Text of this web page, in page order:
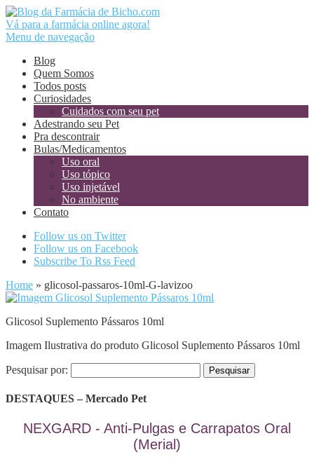
Vá para a farmácia online agora!
Menu de navegação
Blog
Quem Somos
Todos posts
Curiosidades
Cuidados com seu pet
Adestrando seu Pet
Pra descontrair
Bulas/Medicamentos
Uso oral
Uso tópico
Uso injetável
No ambiente
Contato
Follow us on Twitter
Follow us on Facebook
Subscribe To Rss Feed
Home » glicosol-passaros-10ml-G-lavizoo
Glicosol Suplemento Pássaros 10ml
Imagem Ilustrativa do produto Glicosol Suplemento Pássaros 10ml
Pesquisar por:
DESTAQUES – Mercado Pet
NEXGARD - Anti-Pulgas e Carrapatos Oral
(Merial)